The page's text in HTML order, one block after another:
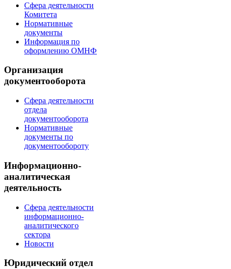
Сфера деятельности
Комитета
Нормативные
документы
Информация по
оформлению ОМНФ
Организация
документооборота
Сфера деятельности
отдела
документооборота
Нормативные
документы по
документообороту
Информационно-
аналитическая
деятельность
Сфера деятельности
информационно-
аналитического
сектора
Новости
Юридический отдел